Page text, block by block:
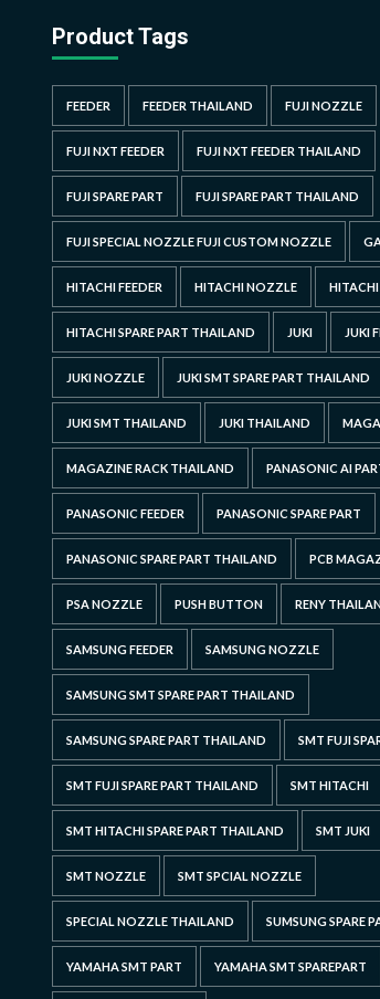
Product Tags
FEEDER FEEDER THAILAND FUJI NOZZLE
FUJI NXT FEEDER FUJI NXT FEEDER THAILAND
FUJI SPARE PART FUJI SPARE PART THAILAND
FUJI SPECIAL NOZZLE FUJI CUSTOM NOZZLE
HITACHI FEEDER HITACHI NOZZLE HITACHI
HITACHI SPARE PART THAILAND JUKI JUKI
JUKI NOZZLE JUKI SMT SPARE PART THAILAND
JUKI SMT THAILAND JUKI THAILAND
MAGAZINE RACK THAILAND PANASONIC AI
PANASONIC FEEDER PANASONIC SPARE PART
PANASONIC SPARE PART THAILAND PCB
PSA NOZZLE PUSH BUTTON RENY
SAMSUNG FEEDER SAMSUNG NOZZLE
SAMSUNG SMT SPARE PART THAILAND
SAMSUNG SPARE PART THAILAND SMT FUJI
SMT FUJI SPARE PART THAILAND SMT HITACHI
SMT HITACHI SPARE PART THAILAND SMT JUKI
SMT NOZZLE SMT SPCIAL NOZZLE
SPECIAL NOZZLE THAILAND SUMSUNG SPARE
YAMAHA SMT PART YAMAHA SMT SPAREPART